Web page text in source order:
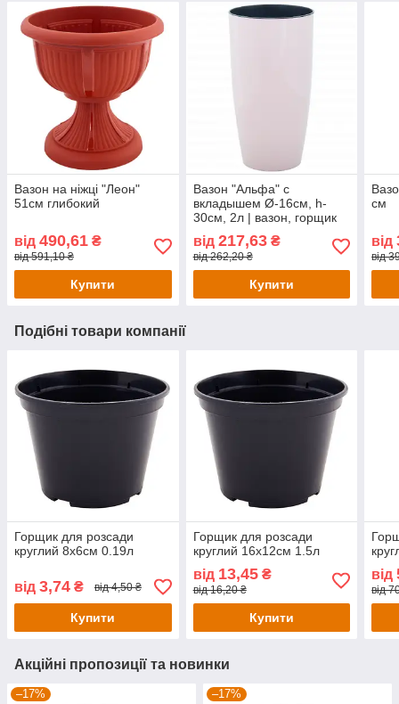
Вазон на ніжці "Леон"
51см глибокий
від 490,61 ₴
від 591,10 ₴
Купити
Вазон "Альфа" с
вкладышем Ø-16см, h-
30см, 2л | вазон, горщик
від 217,63₴
від 262,20 ₴
Купити
см
від
від
Подібні товари компанії
Горщик для розсади
круглий 8х6см 0.19л
від 3,74 ₴ від 4,50 ₴
Купити
Горщик для розсади
круглий 16х12см 1.5л
від 13,45₴
від 16,20 ₴
Купити
від
від
Акційні пропозиції та новинки
–17% –17%